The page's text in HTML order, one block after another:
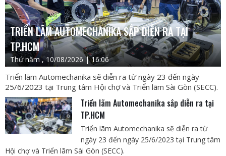
TRIỂN LÃM AUTOMECHANIKA SẮP DIỄN RA TẠI
TP.HCM
Thứ năm , 10/08/2026 | 16:06
Triển lãm Automechanika sẽ diễn ra từ ngày 23 đến ngày
25/6/2023 tại Trung tâm Hội chợ và Triển lãm Sài Gòn (SECC).
Triển lãm Automechanika sắp diễn ra tại
TP.HCM
Triển lãm Automechanika sẽ diễn ra từ
ngày 23 đến ngày 25/6/2023 tại Trung tâm
Hội chợ và Triển lãm Sài Gòn (SECC).